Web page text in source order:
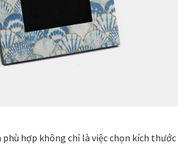
phù hợp không chỉ là việc chọn kích thước